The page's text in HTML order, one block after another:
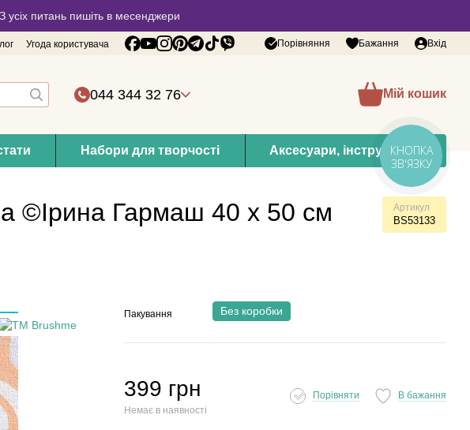
усіх питань пишіть в месенджери
Угода користувача Порівняння Бажання Вхід
044 344 32 76 Мій кошик
Набори для творчості Аксесуари, інструменти
©Ірина Гармаш 40 х 50 см
Артикул
BS53133
Пакування Без коробки
399 грн
Немає в наявності
Порівняти В бажання
КНОПКА
ЗВ'ЯЗКУ